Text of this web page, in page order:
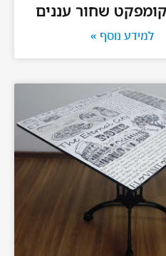
שחור עננים
למידע נוסף »